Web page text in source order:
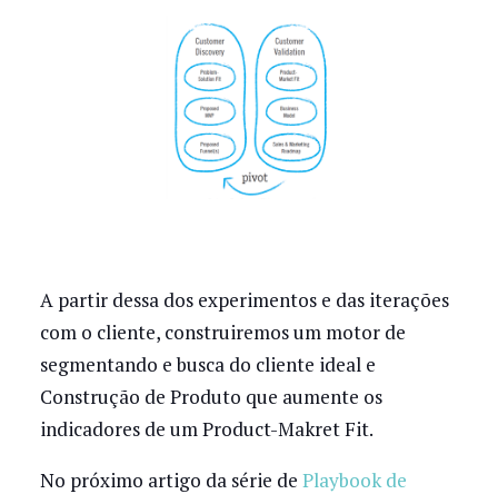
A partir dessa dos experimentos e das iterações
com o cliente, construiremos um motor de
segmentando e busca do cliente ideal e
Construção de Produto que aumente os
indicadores de um Product-Makret Fit.
No próximo artigo da série de Playbook de